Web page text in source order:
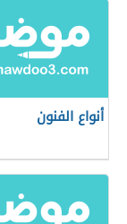
أنواع الفنون